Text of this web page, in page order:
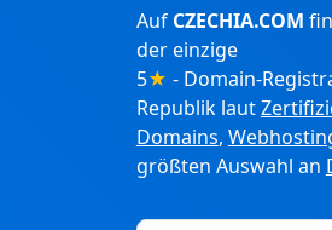
Auf CZECHIA.COM
der einzige
5★ - Domain-
Republik laut
Domains,
größten Auswahl an